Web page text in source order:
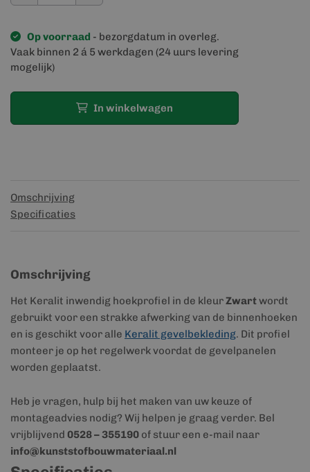
Op voorraad - bezorgdatum in overleg.
Vaak binnen 2 á 5 werkdagen (24 uurs levering
mogelijk)
In winkelwagen
Omschrijving
Specificaties
Omschrijving
Het Keralit inwendig hoekprofiel in de kleurZwartwordt
gebruikt voor een strakke afwerking van de binnenhoeken
en is geschikt voor alle Keralit gevelbekleding. Dit profiel
monteer je op het regelwerk voordat de gevelpanelen
worden geplaatst.
Heb je vragen, hulp bij het maken van uw keuze of
montageadvies nodig? Wij helpen je graag verder. Bel
vrijblijvend 0528 – 355190 of stuur een e-mail naar
info@kunststofbouwmateriaal.nl